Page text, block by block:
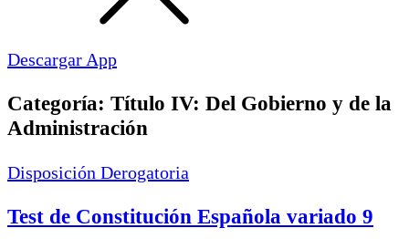
Descargar App
Categoría: Título IV: Del Gobierno y de la
Administración
Disposición Derogatoria
Test de Constitución Española variado 9